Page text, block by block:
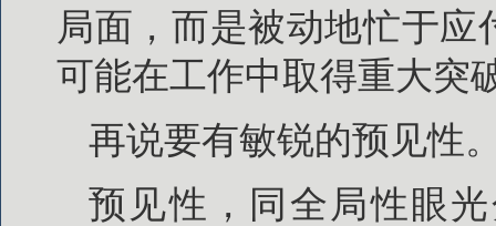
局面，而是被动地忙于
可能在工作中取得重大突
再说要有敏锐的预见性
预见性，同全局性眼